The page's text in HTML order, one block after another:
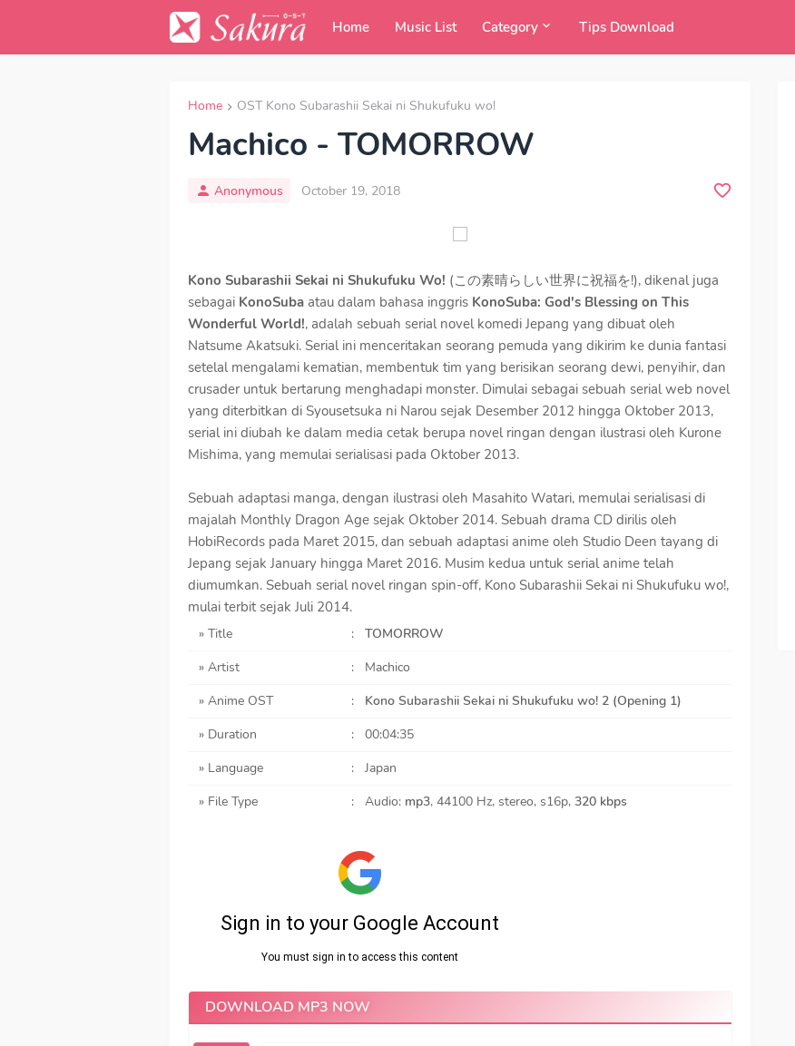
Home Music List Category Tips Download
Home OST Kono Subarashii Sekai ni Shukufuku wo!
Machico - TOMORROW
Anonymous October 19, 2018
Kono Subarashii Sekai ni Shukufuku Wo! (この素晴らしい世界に祝福を!), dikenal juga
sebagai KonoSuba atau dalam bahasa inggris KonoSuba: God's Blessing on This
Wonderful World!, adalah sebuah serial novel komedi Jepang yang dibuat oleh
Natsume Akatsuki. Serial ini menceritakan seorang pemuda yang dikirim ke dunia fantasi
setelal mengalami kematian, membentuk tim yang berisikan seorang dewi, penyihir, dan
crusader untuk bertarung menghadapi monster. Dimulai sebagai sebuah serial web novel
yang diterbitkan di Syousetsuka ni Narou sejak Desember 2012 hingga Oktober 2013,
serial ini diubah ke dalam media cetak berupa novel ringan dengan ilustrasi oleh Kurone
Mishima, yang memulai serialisasi pada Oktober 2013.
Sebuah adaptasi manga, dengan ilustrasi oleh Masahito Watari, memulai serialisasi di
majalah Monthly Dragon Age sejak Oktober 2014. Sebuah drama CD dirilis oleh
HobiRecords pada Maret 2015, dan sebuah adaptasi anime oleh Studio Deen tayang di
Jepang sejak January hingga Maret 2016. Musim kedua untuk serial anime telah
diumumkan. Sebuah serial novel ringan spin-off, Kono Subarashii Sekai ni Shukufuku wo!,
mulai terbit sejak Juli 2014.
» Title :
TOMORROW
» Artist
:
Machico
» Anime OST
: Kono Subarashii Sekai ni Shukufuku wo! 2 (Opening 1)
» Duration
:
00:04:35
» Language
:
Japan
» File Type
: Audio: mp3, 44100 Hz, stereo, s16p, 320 kbps
DOWNLOAD MP3 NOW